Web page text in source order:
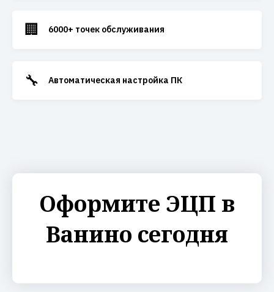
🏢 6000+ точек обслуживания
🔧 Автоматическая настройка ПК
Оформите ЭЦП в
Ванино сегодня